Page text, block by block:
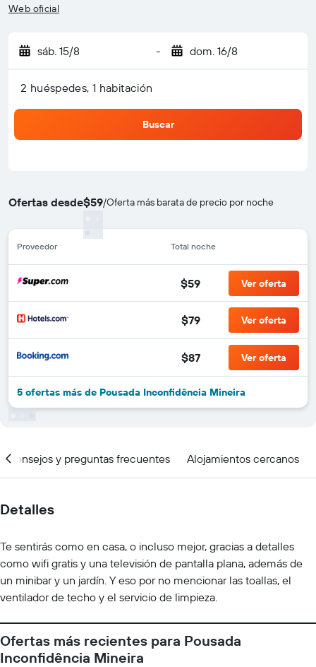
Web oficial
sáb. 15/8 - dom. 16/8
2 huéspedes, 1 habitación
Buscar
Ofertas desde$59/Oferta más barata de precio por noche
Proveedor Total noche
$59 Ver oferta
$79 Ver oferta
$87 Ver oferta
5 ofertas más de Pousada Inconfidência Mineira
Consejos y preguntas frecuentes Alojamientos cercanos
Detalles
Te sentirás como en casa, o incluso mejor, gracias a detalles
como wifi gratis y una televisión de pantalla plana, además de
un minibar y un jardín. Y eso por no mencionar las toallas, el
ventilador de techo y el servicio de limpieza.
Ofertas más recientes para Pousada
Inconfidência Mineira